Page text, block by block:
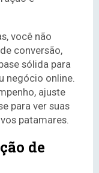
você não
conversão,
sólida para
negócio online.
ajuste
para ver suas
patamares.
de